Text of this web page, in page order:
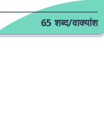
65 शब्द/वाक्यांश